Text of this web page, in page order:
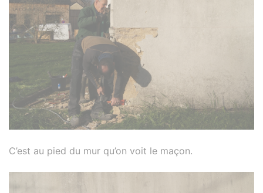
C’est au pied du mur qu’on voit le maçon.